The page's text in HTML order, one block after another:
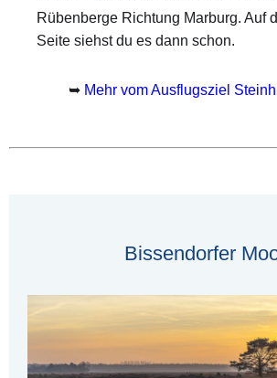
Rübenberge Richtung Marburg. Auf
Seite siehst du es dann schon.
➥ Mehr vom Ausflugsziel
Bissendorfer